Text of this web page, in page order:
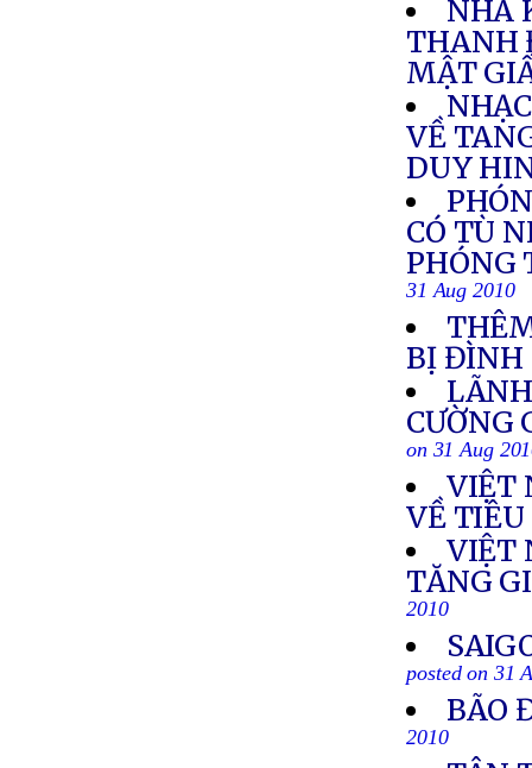
NHÀ
THANH
MẬT
VỀ
DUY
CÓ TÙ
PHÓNG
31 Aug 2010
BỊ ĐÌNH
CƯỜNG
on 31 Aug
VIỆT
VỀ
VIỆT
TĂNG
2010
posted on 31
BÃO
2010